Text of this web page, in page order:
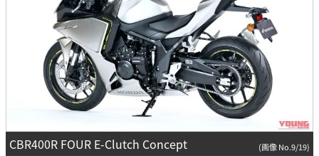
CBR400R FOUR E-Clutch Concept (画像 No.9/19)